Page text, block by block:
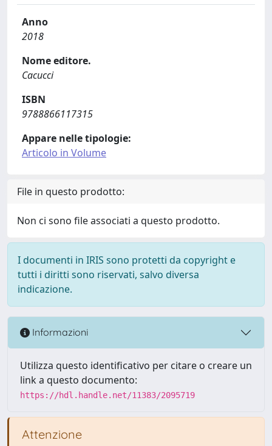
Anno
2018
Nome editore.
Cacucci
ISBN
9788866117315
Appare nelle tipologie:
Articolo in Volume
File in questo prodotto:
Non ci sono file associati a questo prodotto.
I documenti in IRIS sono protetti da copyright e
tutti i diritti sono riservati, salvo diversa
indicazione.
Informazioni
Utilizza questo identificativo per citare o creare un
link a questo documento:
https://hdl.handle.net/11383/2095719
Attenzione